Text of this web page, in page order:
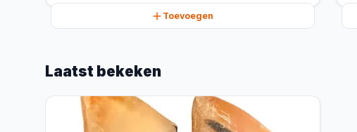
Toevoegen
Laatst bekeken